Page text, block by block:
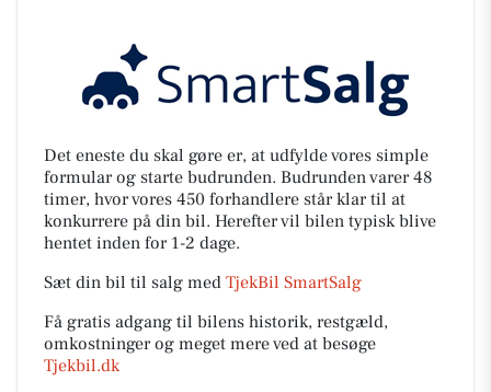
Det eneste du skal gøre er, at udfylde vores simple
formular og starte budrunden. Budrunden varer 48
timer, hvor vores 450 forhandlere står klar til at
konkurrere på din bil. Herefter vil bilen typisk blive
hentet inden for 1-2 dage.
Sæt din bil til salg med TjekBil SmartSalg
Få gratis adgang til bilens historik, restgæld,
omkostninger og meget mere ved at besøge
Tjekbil.dk